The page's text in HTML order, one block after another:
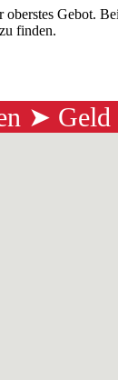
Gebot.
finden.
➤ Geld